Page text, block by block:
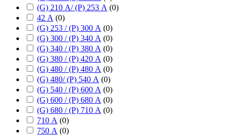
(G) 210 А/ (P) 253 А (0)
42 А (0)
(G) 253 / (P) 300 А (0)
(G) 300 / (P) 340 А (0)
(G) 340 / (P) 380 А (0)
(G) 380 / (P) 420 А (0)
(G) 480 / (P) 480 А (0)
(G) 480/ (P) 540 А (0)
(G) 540 / (P) 600 А (0)
(G) 600 / (P) 680 А (0)
(G) 680 / (P) 710 А (0)
710 А (0)
750 А (0)